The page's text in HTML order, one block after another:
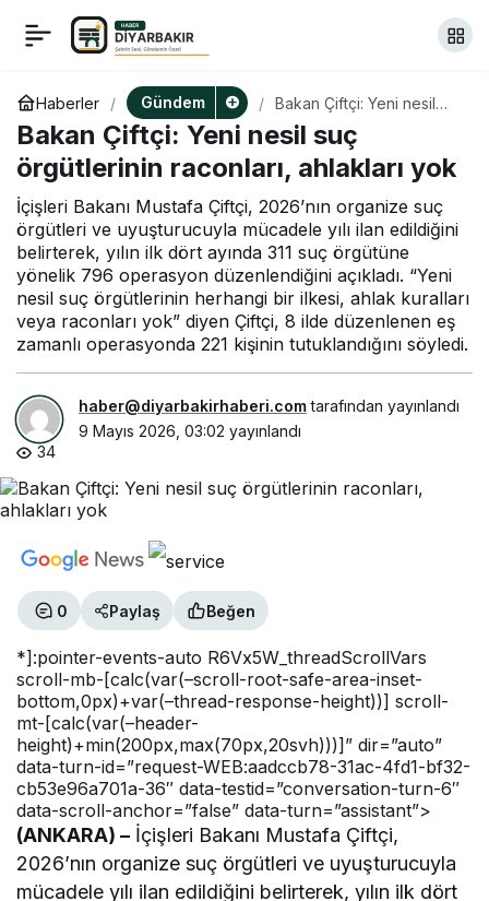
Haberler Gündem
Bakan Çiftçi: Yeni nesil
suç örgütlerinin raconları,
ahlakları yok
Bakan Çiftçi: Yeni nesil suç
örgütlerinin raconları, ahlakları yok
İçişleri Bakanı Mustafa Çiftçi, 2026’nın organize suç
örgütleri ve uyuşturucuyla mücadele yılı ilan edildiğini
belirterek, yılın ilk dört ayında 311 suç örgütüne
yönelik 796 operasyon düzenlendiğini açıkladı. “Yeni
nesil suç örgütlerinin herhangi bir ilkesi, ahlak kuralları
veya raconları yok” diyen Çiftçi, 8 ilde düzenlenen eş
zamanlı operasyonda 221 kişinin tutuklandığını söyledi.
haber@diyarbakirhaberi.comtarafından yayınlandı
9 Mayıs 2026, 03:02 yayınlandı
34
0 Paylaş Beğen
*]:pointer-events-auto R6Vx5W_threadScrollVars
scroll-mb-[calc(var(–scroll-root-safe-area-inset-
bottom,0px)+var(–thread-response-height))] scroll-
mt-[calc(var(–header-
height)+min(200px,max(70px,20svh)))]” dir=”auto”
data-turn-id=”request-WEB:aadccb78-31ac-4fd1-bf32-
cb53e96a701a-36″ data-testid=”conversation-turn-6″
data-scroll-anchor=”false” data-turn=”assistant”>
(ANKARA) – İçişleri Bakanı Mustafa Çiftçi,
2026’nın organize suç örgütleri ve uyuşturucuyla
mücadele yılı ilan edildiğini belirterek, yılın ilk dört
Ağıralioğlu, gençlere
seslendi: Beraber
düzeltmek zorunda
olduğumuz bir
memleketimiz var
Paylaş